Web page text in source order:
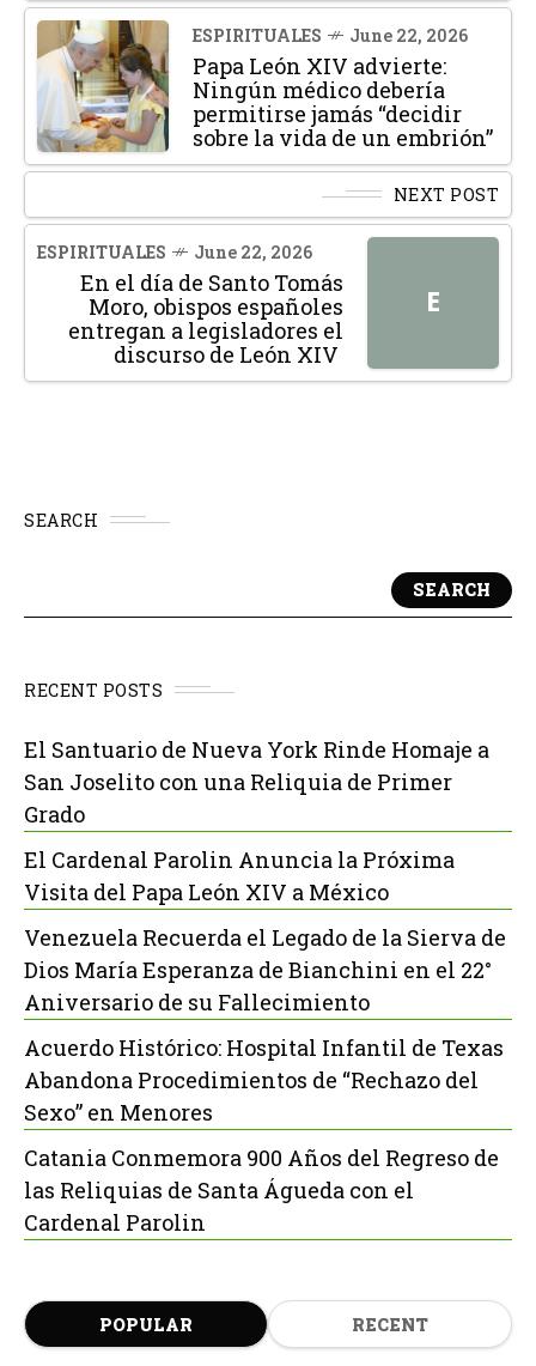
ESPIRITUALES June 22, 2026
Papa León XIV advierte:
Ningún médico debería
permitirse jamás “decidir
sobre la vida de un embrión”
NEXT POST
E
ESPIRITUALES June 22, 2026
En el día de Santo Tomás
Moro, obispos españoles
entregan a legisladores el
discurso de León XIV
SEARCH
SEARCH
RECENT POSTS
El Santuario de Nueva York Rinde Homaje a
San Joselito con una Reliquia de Primer
Grado
El Cardenal Parolin Anuncia la Próxima
Visita del Papa León XIV a México
Venezuela Recuerda el Legado de la Sierva de
Dios María Esperanza de Bianchini en el 22°
Aniversario de su Fallecimiento
Acuerdo Histórico: Hospital Infantil de Texas
Abandona Procedimientos de “Rechazo del
Sexo” en Menores
Catania Conmemora 900 Años del Regreso de
las Reliquias de Santa Águeda con el
Cardenal Parolin
POPULAR RECENT